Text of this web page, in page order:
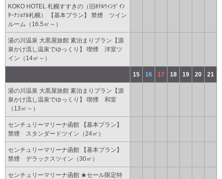
KOKO HOTEL 札幌すすきの（旧ﾎﾃﾙｳｨﾝｸﾞｲﾝ
ﾀｰﾅｼｮﾅﾙ札幌） 【基本プラン】 禁煙 ツイン
ルーム（16.5㎡～）
湯の川温泉 大黒屋旅館 素泊まりプラン【源
泉かけ流し温泉でゆっくり】 喫煙 洋室ツ
イン（14㎡～）
15 16 17 18 19 20 21
湯の川温泉 大黒屋旅館 素泊まりプラン【源
泉かけ流し温泉でゆっくり】 喫煙 和室
（13㎡～）
センチュリーマリーナ函館 【基本プラン】
禁煙 スタンダードツイン（24㎡）
センチュリーマリーナ函館 【基本プラン】
禁煙 デラックスツイン（30㎡）
センチュリーマリーナ函館 ★セール限定特